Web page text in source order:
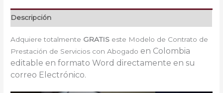
Descripción
Adquiere totalmente GRATIS este Modelo de Contrato de
Prestación de Servicios con Abogado en Colombia
editable en formato Word directamente en su
correo Electrónico.